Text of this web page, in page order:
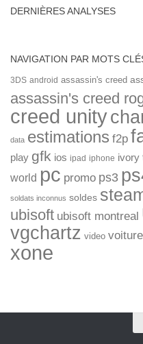
DERNIÈRES ANALYSES
NAVIGATION PAR MOTS
3DS android assassin's creed
assassin's creed
creed unity
data estimations f2p
play gfk ios ipad iphone ivory
world pc promo ps3
soldats inconnus soldes
ubisoft ubisoft montreal
vgchartz video voiture
xone